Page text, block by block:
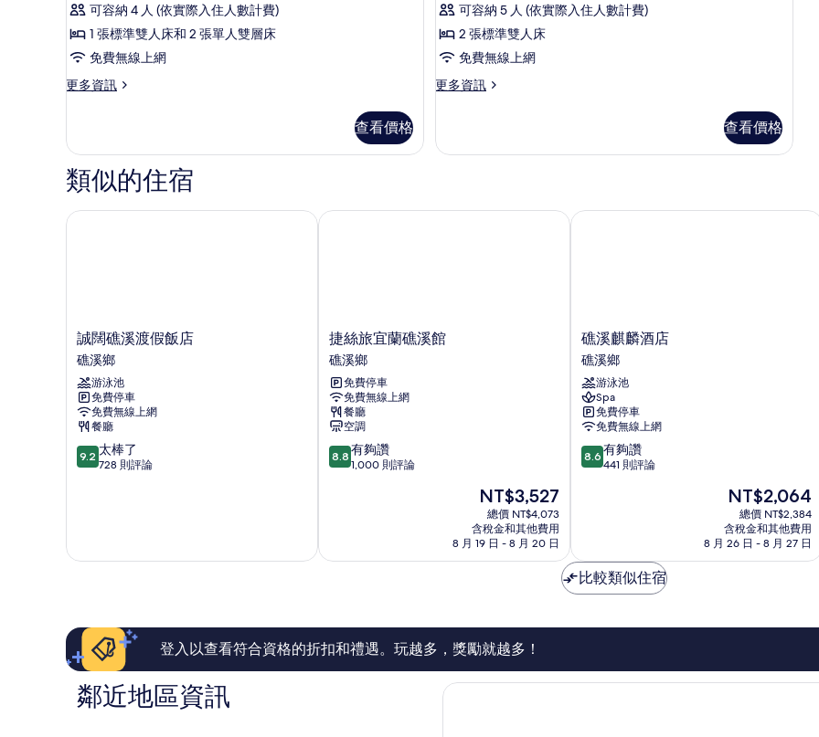
樓
房
（兒
童
歲
以
下）
的
可容納 4 人 (依實際入住人數計費)
1 張標準雙人床和 2 張單人雙層床
免費無線上網
更多資訊
更
小
閣
樓
房
（兒
的
詳
情
查看價格
房
(兩
人
入
案)
可容納 5 人 (依實際入住人數計費)
2 張標準雙人床
免費無線上網
更多資訊
更
家
人
情
查看價格
類似的住宿
誠
闊
礁
溪
渡
假
飯
店
礁
誠闊礁溪渡假飯店
礁溪鄉
游泳池
免費停車
免費無線上網
餐廳
9.2
分，
棒
評
9.2 太棒了
728 則評論
誠闊礁溪渡假飯店
捷
絲
旅
宜
蘭
礁
溪
館
礁
捷絲旅宜蘭礁溪館
礁溪鄉
免費停車
免費無線上網
餐廳
空調
8.8
分，
夠
評
論
8.8 有夠讚
1,000 則評論
現
在
價
格
為
NT$3,527
總價 NT$4,073
含稅金和其他費用
8 月 19 日 - 8 月 20 日
捷絲旅宜蘭礁溪館
礁
溪
麒
麟
酒
店
礁
溪
鄉
礁溪麒麟酒店
礁溪鄉
游泳池
Spa
免費停車
免費無線上網
8.6
分，
夠
讚，
441
評
8.6 有夠讚
441 則評論
現
價
格
為
NT$2,064
總價 NT$2,384
含稅金和其他費用
8 月 26 日 - 8 月 27 日
礁溪麒麟酒店
比較類似住宿
登入以查看符合資格的折扣和禮遇。玩越多，獎勵就越多！
鄰近地區資訊